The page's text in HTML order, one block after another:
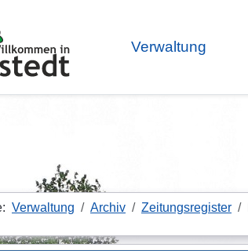
Verwaltung
Verwaltung Archiv Zeitungsregister